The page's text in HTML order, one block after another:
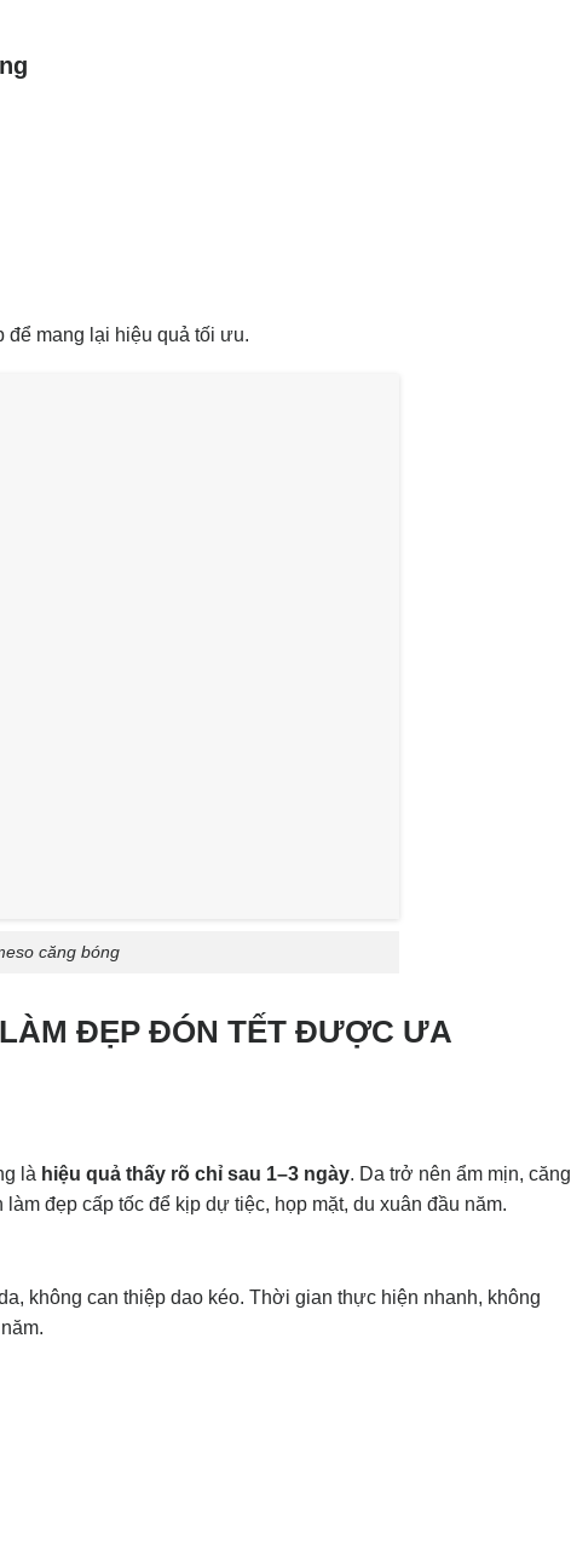
để mang lại hiệu quả tối ưu.
căng bóng
ĐẸP ĐÓN TẾT ĐƯỢC ƯA
là hiệu quả thấy rõ chỉ sau 1–3 ngày. Da trở nên ẩm mịn, căng
đẹp cấp tốc để kịp dự tiệc, họp mặt, du xuân đầu năm.
không can thiệp dao kéo. Thời gian thực hiện nhanh, không